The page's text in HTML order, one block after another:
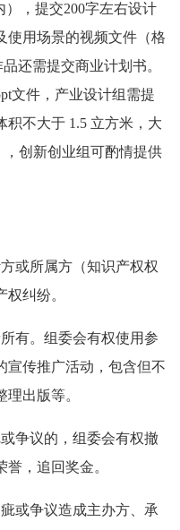
，提交200字左右设计
使用场景的视频文件（格
还需提交商业计划书。
文件，产业设计组需提
不大于 1.5 立方米，大
创新创业组可酌情提供
或所属方（知识产权权
纠纷。
有。组委会有权使用参
宣传推广活动，包含但不
出版等。
争议的，组委会有权撤
，追回奖金。
或争议造成主办方、承